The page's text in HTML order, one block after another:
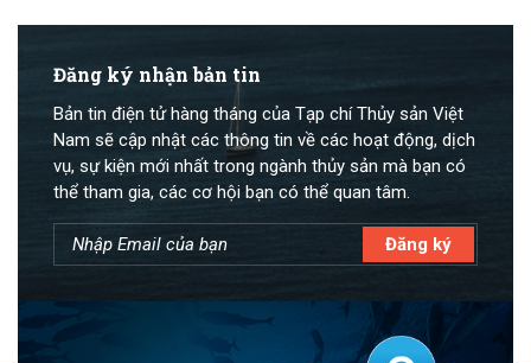
nước sản xuất nhằm nâng
cao cạnh tranh hơn.
Đăng ký nhận bản tin
Bản tin điện tử hàng tháng của Tạp chí Thủy sản Việt
Nam sẽ cập nhật các thông tin về các hoạt động, dịch
vụ, sự kiện mới nhất trong ngành thủy sản mà bạn có
thể tham gia, các cơ hội bạn có thể quan tâm.